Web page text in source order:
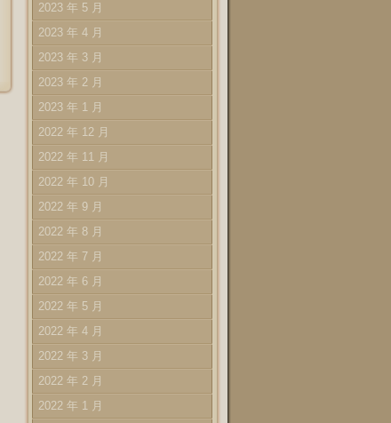
2023 年 5 月
2023 年 4 月
2023 年 3 月
2023 年 2 月
2023 年 1 月
2022 年 12 月
2022 年 11 月
2022 年 10 月
2022 年 9 月
2022 年 8 月
2022 年 7 月
2022 年 6 月
2022 年 5 月
2022 年 4 月
2022 年 3 月
2022 年 2 月
2022 年 1 月